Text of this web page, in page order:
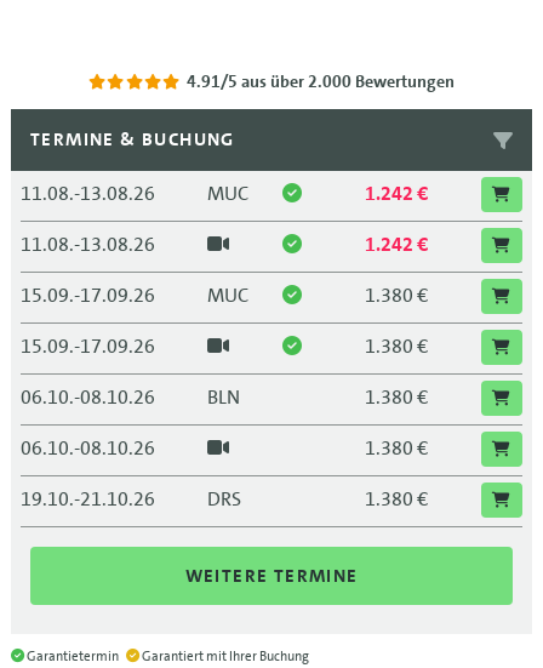
4.91/5 aus über 2.000 Bewertungen
TERMINE & BUCHUNG
11.08.-13.08.26 MUC
1.242 €
11.08.-13.08.26
1.242 €
15.09.-17.09.26
MUC
1.380 €
15.09.-17.09.26
1.380 €
06.10.-08.10.26
BLN
1.380 €
06.10.-08.10.26
1.380 €
19.10.-21.10.26
DRS
1.380 €
19.10.-21.10.26
1.380 €
09.11.-11.11.26
LEI
1.380 €
09.11.-11.11.26
WEITERE TERMINE
Garantietermin Garantiert mit Ihrer Buchung